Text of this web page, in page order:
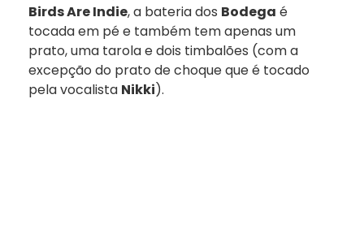
Birds Are Indie, a bateria dos Bodega é
tocada em pé e também tem apenas um
prato, uma tarola e dois timbalões (com a
excepção do prato de choque que é tocado
pela vocalista Nikki).